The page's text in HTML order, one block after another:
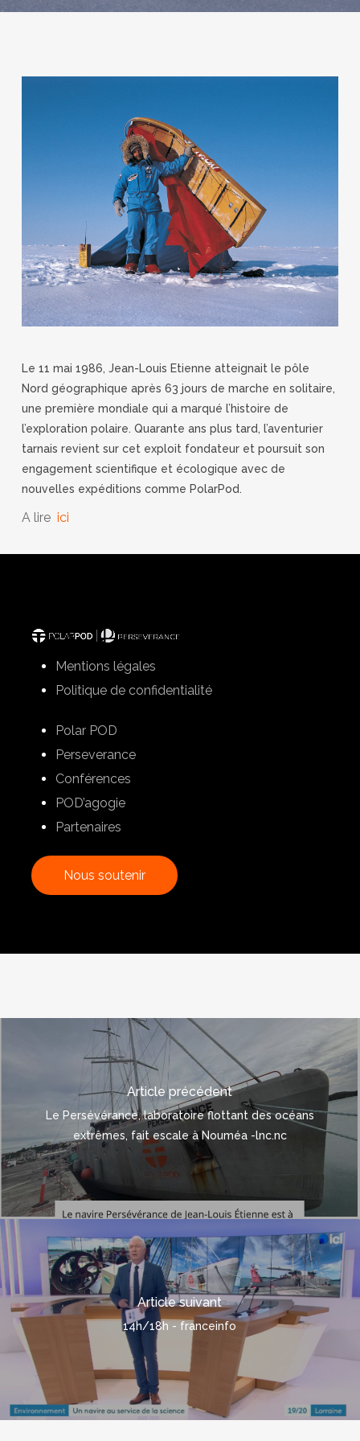
Le 11 mai 1986, Jean-Louis Etienne atteignait le pôle
Nord géographique après 63 jours de marche en solitaire,
une première mondiale qui a marqué l’histoire de
l’exploration polaire. Quarante ans plus tard, l’aventurier
tarnais revient sur cet exploit fondateur et poursuit son
engagement scientifique et écologique avec de
nouvelles expéditions comme PolarPod.
A lire ici
Mentions légales
Politique de confidentialité
Polar POD
Perseverance
Conférences
POD’agogie
Partenaires
Nous soutenir
Article précédent
Le Persévérance, laboratoire flottant des océans
extrêmes, fait escale à Nouméa -lnc.nc
Article suivant
14h/18h - franceinfo